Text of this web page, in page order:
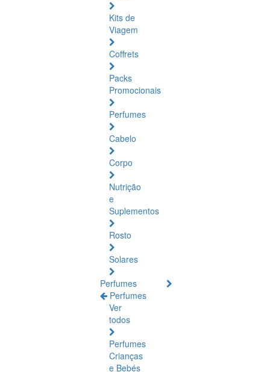
Kits de
Viagem
Coffrets
Packs
Promocionais
Perfumes
Cabelo
Corpo
Nutrição
e
Suplementos
Rosto
Solares
Perfumes
Perfumes
Ver
todos
Perfumes
Crianças
e Bebés